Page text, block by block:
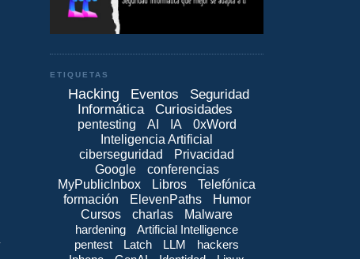
ETIQUETAS
Hacking Eventos
Seguridad
Informática
Curiosidades
pentesting AI IA
0xWord
Inteligencia Artificial
ciberseguridad
Privacidad
Google
conferencias
MyPublicInbox
Libros
Telefónica
formación
ElevenPaths
Humor
Cursos
charlas
Malware
hardening
Artificial Intelligence
pentest
Latch LLM
hackers